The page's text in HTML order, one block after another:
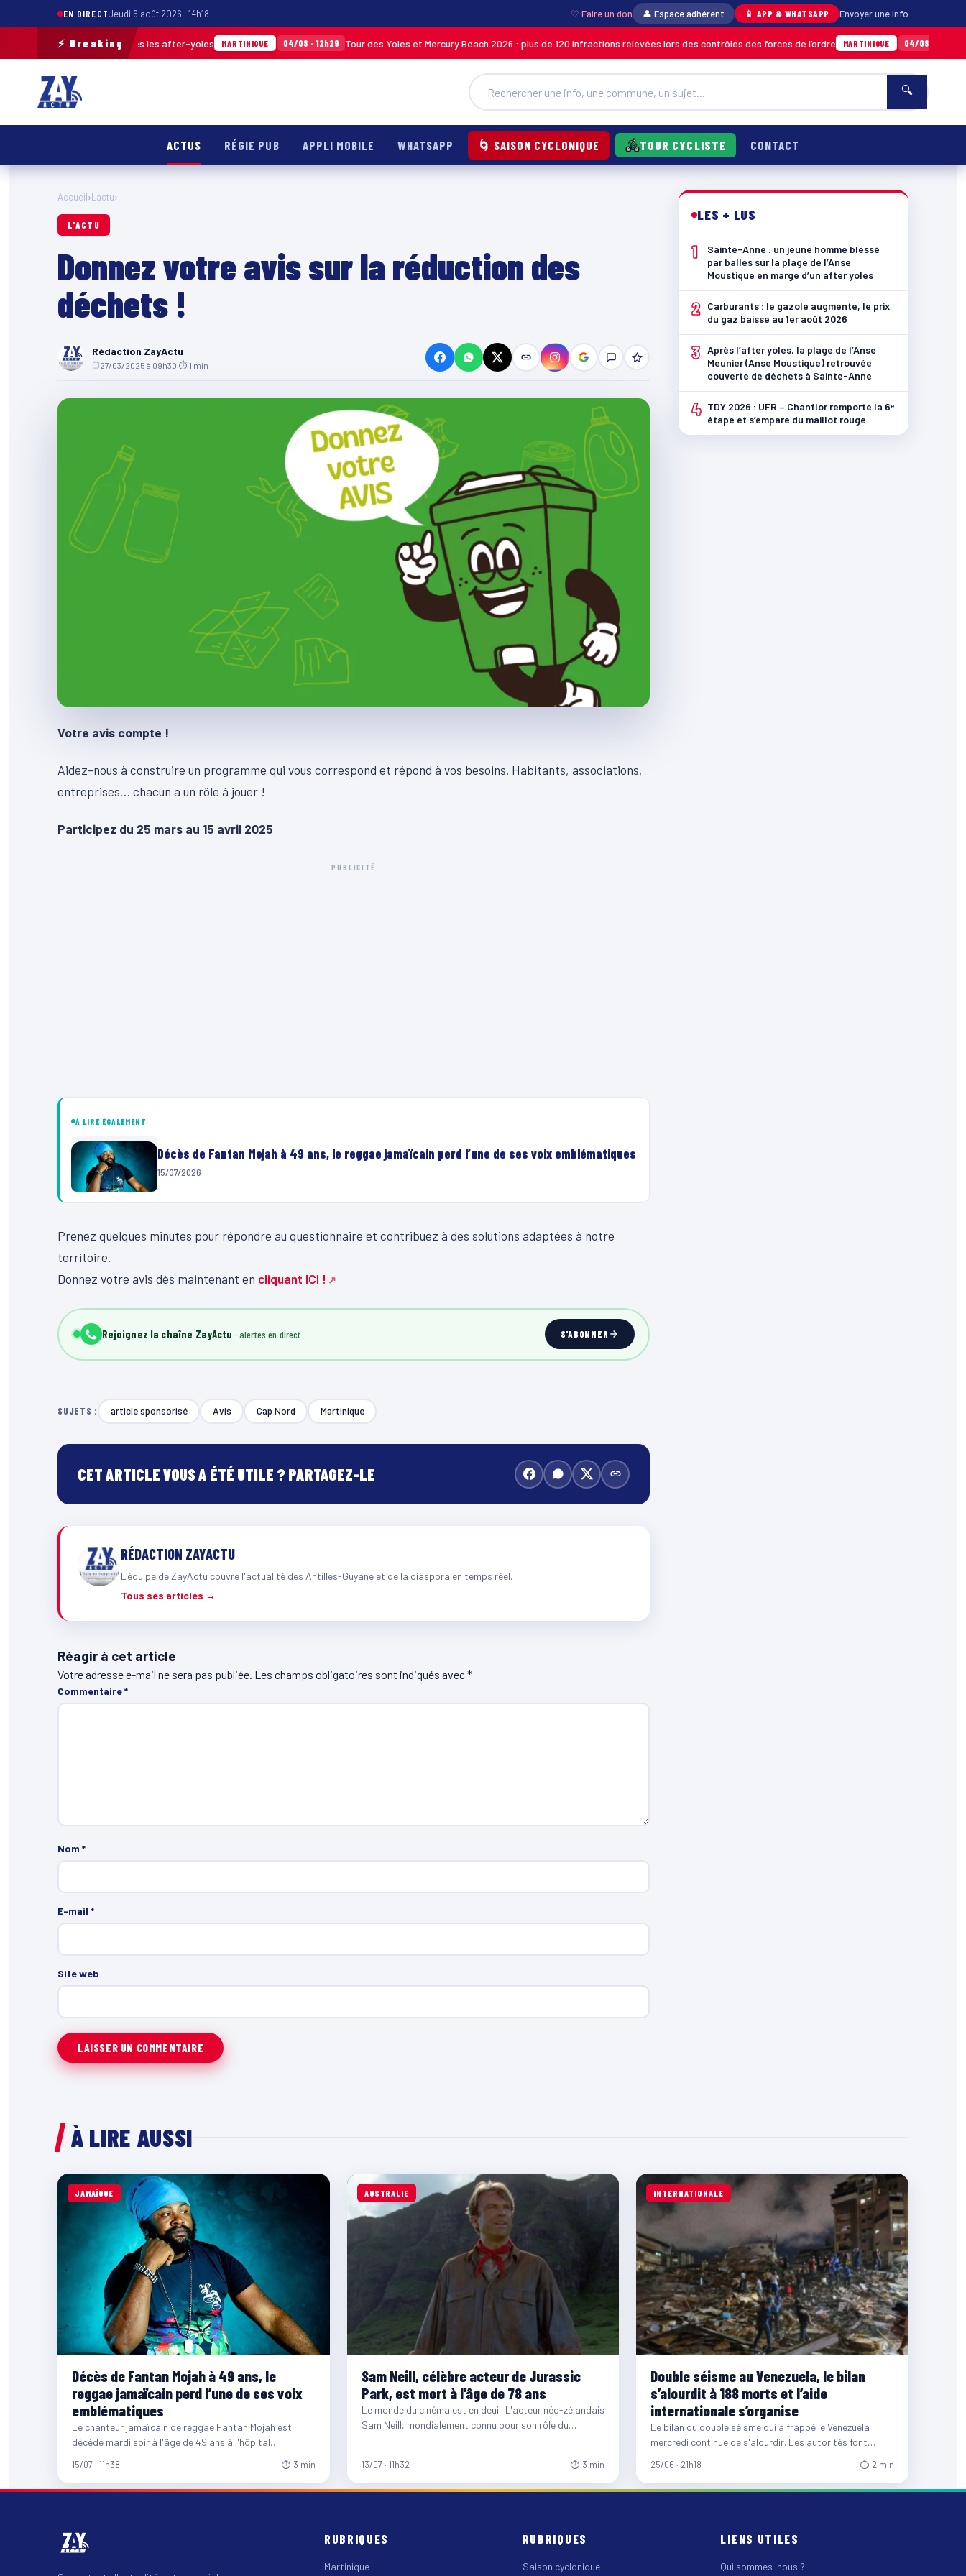
EN DIRECTJeudi 6 août 2026 · 14h18 ♡ Faire un don 👤 Espace adhérent 📱 APP & WHATSAPP Envoyer une info
⚡ Breaking
ramassés après les after-yoles MARTINIQUE 04/08 · 12h29 Tour des Yoles et Mercury Beach 2026 : plus de 120 infractions relevées lors des contrôles des forces de l’ordre MARTINIQUE 04/08 · 11h06 Un
🔍
ACTUS RÉGIE PUB APPLI MOBILE WHATSAPP 🌀 SAISON CYCLONIQUE TOUR CYCLISTE CONTACT
Accueil›L'actu›
L'ACTU
Donnez votre avis sur la réduction des
déchets !
Rédaction ZayActu
27/03/2025 à 09h30 ⏱ 1 min
Votre avis compte !
Aidez-nous à construire un programme qui vous correspond et répond à vos besoins. Habitants, associations,
entreprises… chacun a un rôle à jouer !
Participez du 25 mars au 15 avril 2025
PUBLICITÉ
À LIRE ÉGALEMENT
Décès de Fantan Mojah à 49 ans, le reggae jamaïcain perd l’une de ses voix emblématiques
15/07/2026
Prenez quelques minutes pour répondre au questionnaire et contribuez à des solutions adaptées à notre
territoire.
Donnez votre avis dès maintenant en cliquant ICI !
Rejoignez la chaîne ZayActu S'ABONNER
SUJETS : article sponsorisé Avis Cap Nord Martinique
CET ARTICLE VOUS A ÉTÉ UTILE ? PARTAGEZ-LE
RÉDACTION ZAYACTU
L'équipe de ZayActu couvre l'actualité des Antilles-Guyane et de la diaspora en temps réel.
Tous ses articles →
Réagir à cet article
Votre adresse e-mail ne sera pas publiée. Les champs obligatoires sont indiqués avec*
Commentaire*
Nom *
E-mail *
Site web
LES + LUS
1
Sainte-Anne : un jeune homme blessé
par balles sur la plage de l’Anse
Moustique en marge d’un after yoles
2
Carburants : le gazole augmente, le prix
du gaz baisse au 1er août 2026
3 Après l’after yoles, la plage de l’Anse
Meunier (Anse Moustique) retrouvée
couverte de déchets à Sainte-Anne
4 TDY 2026 : UFR – Chanflor remporte la 6ᵉ
étape et s’empare du maillot rouge
À LIRE AUSSI
JAMAÏQUE
Décès de Fantan Mojah à 49 ans, le
reggae jamaïcain perd l’une de ses voix
emblématiques
Le chanteur jamaïcain de reggae Fantan Mojah est
décédé mardi soir à l'âge de 49 ans à l'hôpital…
15/07 · 11h38 ⏱ 3 min
AUSTRALIE
Sam Neill, célèbre acteur de Jurassic
Park, est mort à l’âge de 78 ans
Le monde du cinéma est en deuil. L'acteur néo-zélandais
Sam Neill, mondialement connu pour son rôle du
13/07 · 11h32 ⏱ 3 min
INTERNATIONALE
Double séisme au Venezuela, le bilan
s’alourdit à 188 morts et l’aide
internationale s’organise
Le bilan du double séisme qui a frappé le Venezuela
mercredi continue de s'alourdir. Les autorités font
25/06 · 21h18 ⏱ 2 min
RUBRIQUES
Martinique
RUBRIQUES
Saison cyclonique
LIENS UTILES
Qui sommes-nous ?